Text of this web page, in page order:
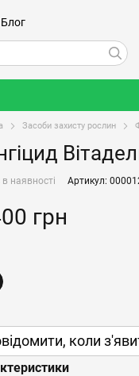
Блог
Засоби захисту рослин
наявності Артикул:
грн
коли